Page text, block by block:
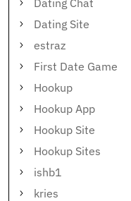
Dating Chat
Dating Site
estraz
First Date Game
Hookup
Hookup App
Hookup Site
Hookup Sites
ishb1
kries